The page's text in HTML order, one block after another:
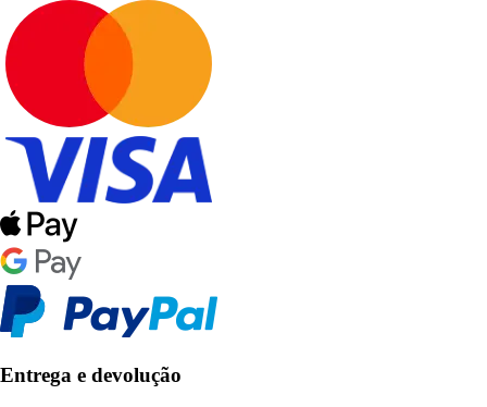
Entrega e devolução